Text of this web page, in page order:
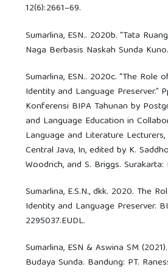
12(6):2661–69.
Sumarlina, ESN.. 2020b. “Tata
Naga Berbasis Naskah Sunda
Sumarlina, ESN.. 2020c. “The
Identity and Language Preserver.”
Konferensi BIPA Tahunan by
and Language Education in
Language and Literature Lecturers,
Central Java, In, edited by K.
Woodrich, and S. Briggs. Surakarta:
Sumarlina, E.S.N., dkk. 2020. The
Identity and Language Preserver.
2295037.EUDL.
Sumarlina, ESN & Aswina SM
Budaya Sunda. Bandung: PT.